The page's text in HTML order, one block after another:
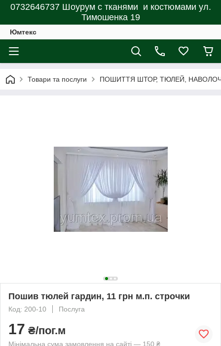
0732646737 Шоурум с тканями и костюмами ул.
Тимошенка 19
Юмтекс
Товари та послуги ПОШИТТЯ ШТОР, ТЮЛЕЙ,
Пошив тюлей гардин, 11 грн м.п. строчки
Код: 200-10 Послуга
17 ₴/пог.м
Мінімальна сума замовлення на сайті — 150 ₴